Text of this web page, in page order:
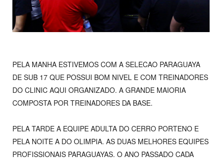
PELA MANHA ESTIVEMOS COM A SELECAO PARAGUAYA
DE SUB 17 QUE POSSUI BOM NIVEL E COM TREINADORES
DO CLINIC AQUI ORGANIZADO. A GRANDE MAIORIA
COMPOSTA POR TREINADORES DA BASE.
PELA TARDE A EQUIPE ADULTA DO CERRO PORTENO E
PELA NOITE A DO OLIMPIA. AS DUAS MELHORES EQUIPES
PROFISSIONAIS PARAGUAYAS. O ANO PASSADO CADA